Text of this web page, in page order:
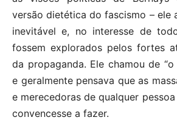
versão dietética do fascismo – ele
inevitável e, no interesse de
fossem explorados pelos fortes
da propaganda. Ele chamou de
e geralmente pensava que as
e merecedoras de qualquer
convencesse a fazer.